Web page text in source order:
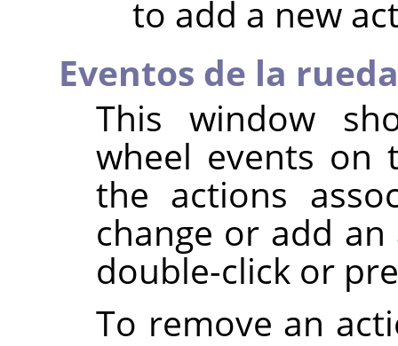
to add a new
Eventos de la
This window
wheel events
the actions
change or add
double-click or
To remove an